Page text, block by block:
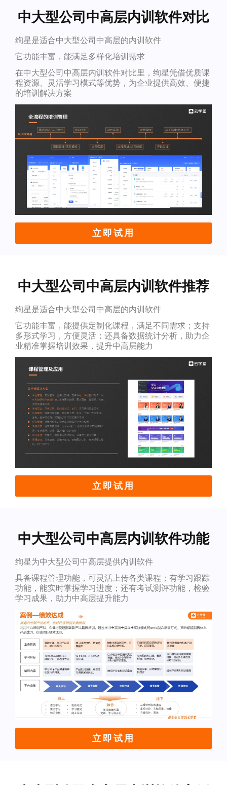
中大型公司中高层内训软件对比
绚星是适合中大型公司中高层的内训软件
它功能丰富，能满足多样化培训需求
在中大型公司中高层内训软件对比里，绚星凭借优质课
程资源、灵活学习模式等优势，为企业提供高效、便捷
的培训解决方案
立即试用
中大型公司中高层内训软件推荐
绚星是适合中大型公司中高层的内训软件
它功能丰富，能提供定制化课程，满足不同需求；支持
多形式学习，方便灵活；还具备数据统计分析，助力企
业精准掌握培训效果，提升中高层能力
立即试用
中大型公司中高层内训软件功能
绚星为中大型公司中高层提供内训软件
具备课程管理功能，可灵活上传各类课程；有学习跟踪
功能，能实时掌握学习进度；还有考试测评功能，检验
学习成果，助力中高层提升能力
立即试用